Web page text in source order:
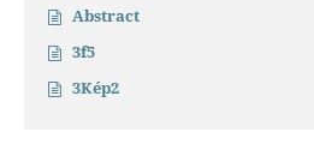
Abstract
3f5
3Kép2